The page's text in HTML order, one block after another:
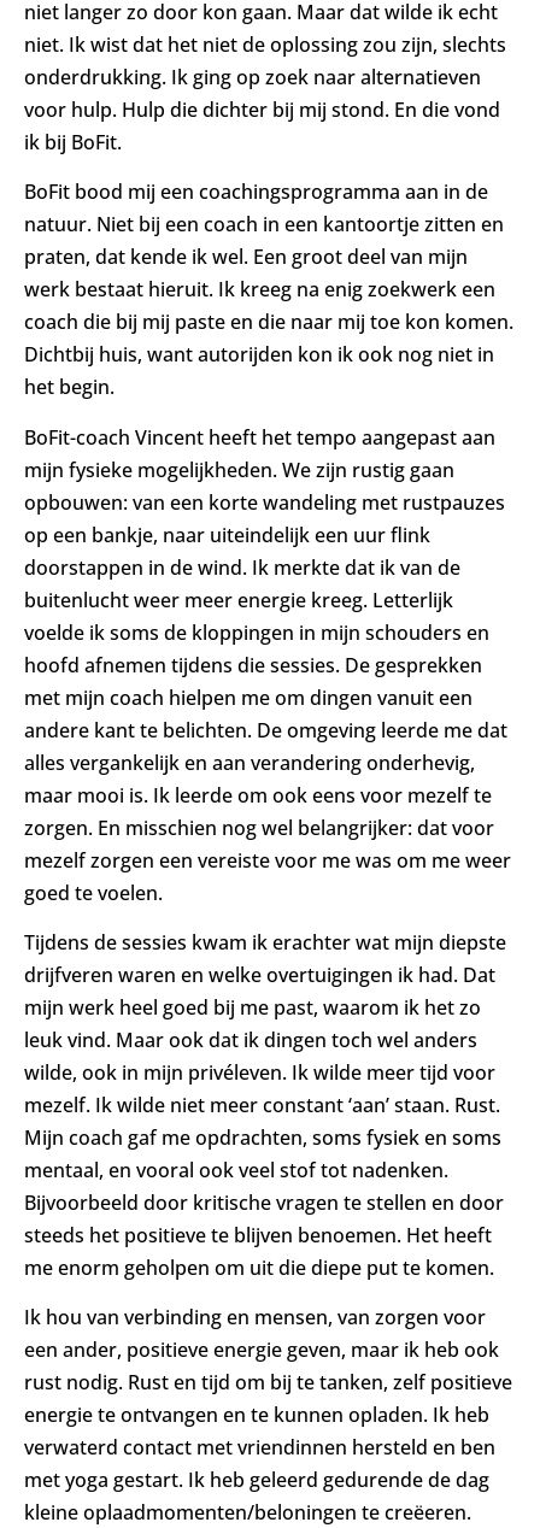
niet langer zo door kon gaan. Maar dat wilde ik echt
niet. Ik wist dat het niet de oplossing zou zijn, slechts
onderdrukking. Ik ging op zoek naar alternatieven
voor hulp. Hulp die dichter bij mij stond. En die vond
ik bij BoFit.
BoFit bood mij een coachingsprogramma aan in de
natuur. Niet bij een coach in een kantoortje zitten en
praten, dat kende ik wel. Een groot deel van mijn
werk bestaat hieruit. Ik kreeg na enig zoekwerk een
coach die bij mij paste en die naar mij toe kon komen.
Dichtbij huis, want autorijden kon ik ook nog niet in
het begin.
BoFit-coach Vincent heeft het tempo aangepast aan
mijn fysieke mogelijkheden. We zijn rustig gaan
opbouwen: van een korte wandeling met rustpauzes
op een bankje, naar uiteindelijk een uur flink
doorstappen in de wind. Ik merkte dat ik van de
buitenlucht weer meer energie kreeg. Letterlijk
voelde ik soms de kloppingen in mijn schouders en
hoofd afnemen tijdens die sessies. De gesprekken
met mijn coach hielpen me om dingen vanuit een
andere kant te belichten. De omgeving leerde me dat
alles vergankelijk en aan verandering onderhevig,
maar mooi is. Ik leerde om ook eens voor mezelf te
zorgen. En misschien nog wel belangrijker: dat voor
mezelf zorgen een vereiste voor me was om me weer
goed te voelen.
Tijdens de sessies kwam ik erachter wat mijn diepste
drijfveren waren en welke overtuigingen ik had. Dat
mijn werk heel goed bij me past, waarom ik het zo
leuk vind. Maar ook dat ik dingen toch wel anders
wilde, ook in mijn privéleven. Ik wilde meer tijd voor
mezelf. Ik wilde niet meer constant ‘aan’ staan. Rust.
Mijn coach gaf me opdrachten, soms fysiek en soms
mentaal, en vooral ook veel stof tot nadenken.
Bijvoorbeeld door kritische vragen te stellen en door
steeds het positieve te blijven benoemen. Het heeft
me enorm geholpen om uit die diepe put te komen.
Ik hou van verbinding en mensen, van zorgen voor
een ander, positieve energie geven, maar ik heb ook
rust nodig. Rust en tijd om bij te tanken, zelf positieve
energie te ontvangen en te kunnen opladen. Ik heb
verwaterd contact met vriendinnen hersteld en ben
met yoga gestart. Ik heb geleerd gedurende de dag
kleine oplaadmomenten/beloningen te creëeren.